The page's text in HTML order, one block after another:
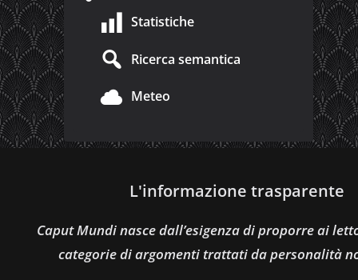
Statistiche
Ricerca semantica
Meteo
L'informazione trasparente
Caput Mundi nasce dall’esigenza di proporre ai
categorie di argomenti trattati da personalità